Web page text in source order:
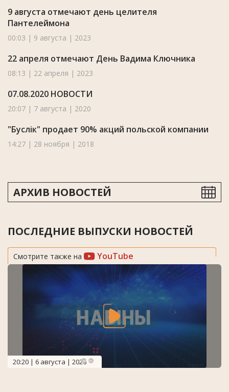
9 августа отмечают день целителя
Пантелеймона
00:03 | 9 августа | 2023
22 апреля отмечают День Вадима Ключника
08:13 | 22 апреля | 2023
07.08.2020 НОВОСТИ
20:07 | 7 августа | 2020
"Буслік" продает 90% акций польской компании
14:27 | 28 ноября | 2018
АРХИВ НОВОСТЕЙ
ПОСЛЕДНИЕ ВЫПУСКИ НОВОСТЕЙ
Смотрите также на YouTube
20:20 | 6 августа | 2026